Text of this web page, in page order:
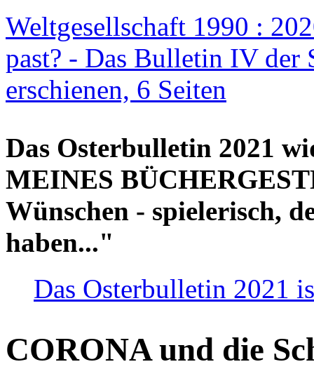
Weltgesellschaft 1990 :
past? - Das Bulletin IV der
erschienen, 6 Seiten
Das Osterbulletin 2021
MEINES
Wünschen - spielerisch,
haben..."
Das Osterbulletin 2021
CORONA und die